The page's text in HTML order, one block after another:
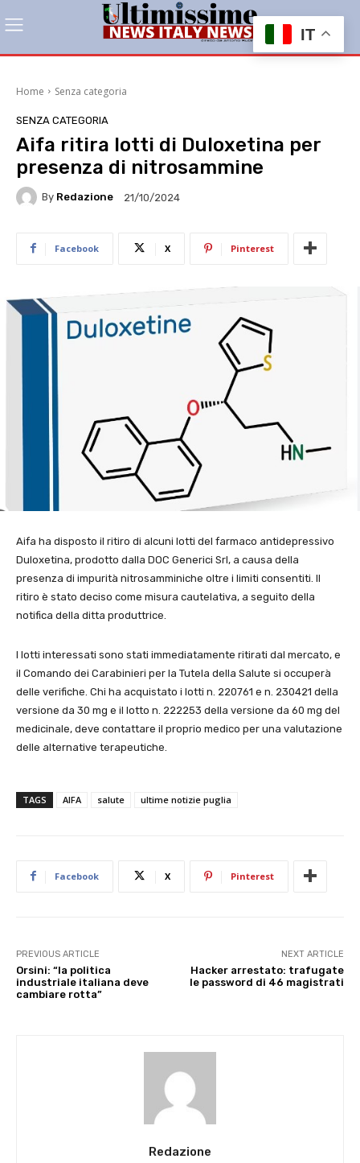
Home Senza categoria
SENZA CATEGORIA
Aifa ritira lotti di Duloxetina per
presenza di nitrosammine
By Redazione 21/10/2024
Facebook X Pinterest
Aifa ha disposto il ritiro di alcuni lotti del farmaco antidepressivo
Duloxetina, prodotto dalla DOC Generici Srl, a causa della
presenza di impurità nitrosamminiche oltre i limiti consentiti. Il
ritiro è stato deciso come misura cautelativa, a seguito della
notifica della ditta produttrice.
I lotti interessati sono stati immediatamente ritirati dal mercato, e
il Comando dei Carabinieri per la Tutela della Salute si occuperà
delle verifiche. Chi ha acquistato i lotti n. 220761 e n. 230421 della
versione da 30 mg e il lotto n. 222253 della versione da 60 mg del
medicinale, deve contattare il proprio medico per una valutazione
delle alternative terapeutiche.
TAGS AIFA salute ultime notizie puglia
Facebook X Pinterest
PREVIOUS ARTICLE
Orsini: “la politica
industriale italiana deve
cambiare rotta”
NEXT ARTICLE
Hacker arrestato: trafugate
le password di 46 magistrati
Redazione
IT